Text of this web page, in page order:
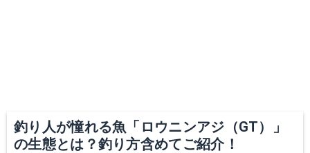
釣り人が憧れる魚「ロウニンアジ（GT）」
の生態とは？釣り方含めてご紹介！